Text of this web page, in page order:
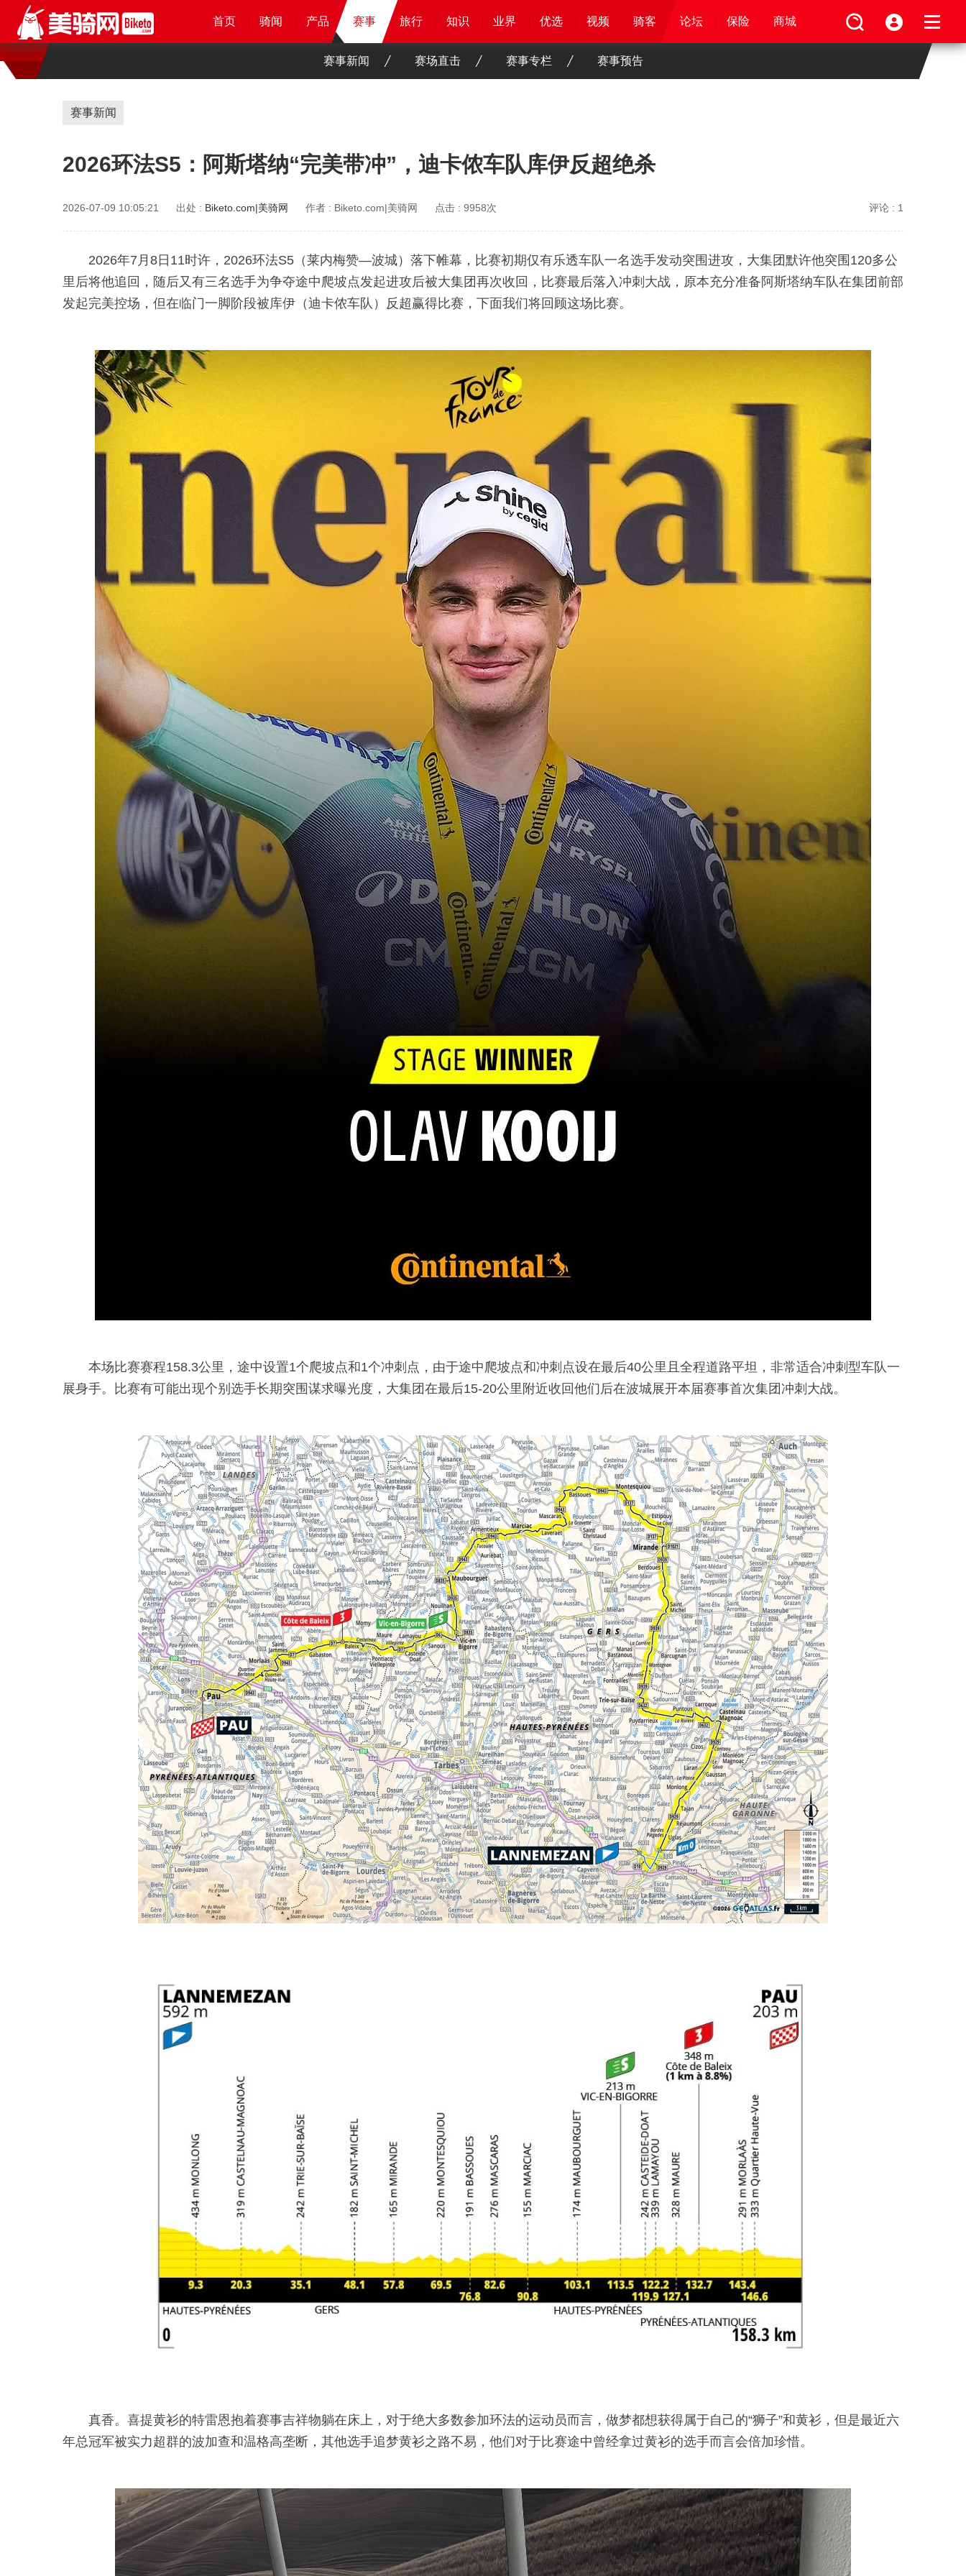
首页 骑闻 旅行 知识 业界 优选 骑客 论坛 保险 商城
首页 骑闻 产品 赛事 旅行 知识 业界 优选 骑客 视频 论坛 保险 商城
首页 骑闻 产品 赛事 旅行 知识 业界 优选 视频 骑客 论坛 保险 商城
首页 骑闻 产品 赛事 旅行 知识 业界 优选 视频 骑客 论坛 保险 商城
赛事新闻 赛场直击 赛事专栏 赛事预告
赛事新闻
2026环法S5：阿斯塔纳“完美带冲”，迪卡侬车队库伊反超绝杀
2026-07-09 10:05:21 出处 : Biketo.com|美骑网 作者 : Biketo.com|美骑网 点击 : 9958次 评论 : 1
2026年7月8日11时许，2026环法S5（莱内梅赞—波城）落下帷幕，比赛初期仅有乐透车队一名选手发动突围进攻，大集团默许他突围120多公
里后将他追回，随后又有三名选手为争夺途中爬坡点发起进攻后被大集团再次收回，比赛最后落入冲刺大战，原本充分准备阿斯塔纳车队在集团前部
发起完美控场，但在临门一脚阶段被库伊（迪卡侬车队）反超赢得比赛，下面我们将回顾这场比赛。
本场比赛赛程158.3公里，途中设置1个爬坡点和1个冲刺点，由于途中爬坡点和冲刺点设在最后40公里且全程道路平坦，非常适合冲刺型车队一
展身手。比赛有可能出现个别选手长期突围谋求曝光度，大集团在最后15-20公里附近收回他们后在波城展开本届赛事首次集团冲刺大战。
真香。喜提黄衫的特雷恩抱着赛事吉祥物躺在床上，对于绝大多数参加环法的运动员而言，做梦都想获得属于自己的“狮子”和黄衫，但是最近六
年总冠军被实力超群的波加查和温格高垄断，其他选手追梦黄衫之路不易，他们对于比赛途中曾经拿过黄衫的选手而言会倍加珍惜。